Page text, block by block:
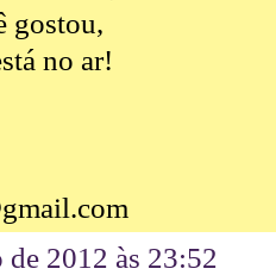
gostou,
no ar!
de 2012 às 23:52